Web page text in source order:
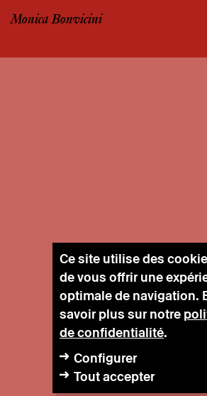
Monica Bonvicini
Ce site utilise des
de vous offrir une
optimale de navigation.
savoir plus sur notre
de confidentialité.
Configurer
Tout accepter